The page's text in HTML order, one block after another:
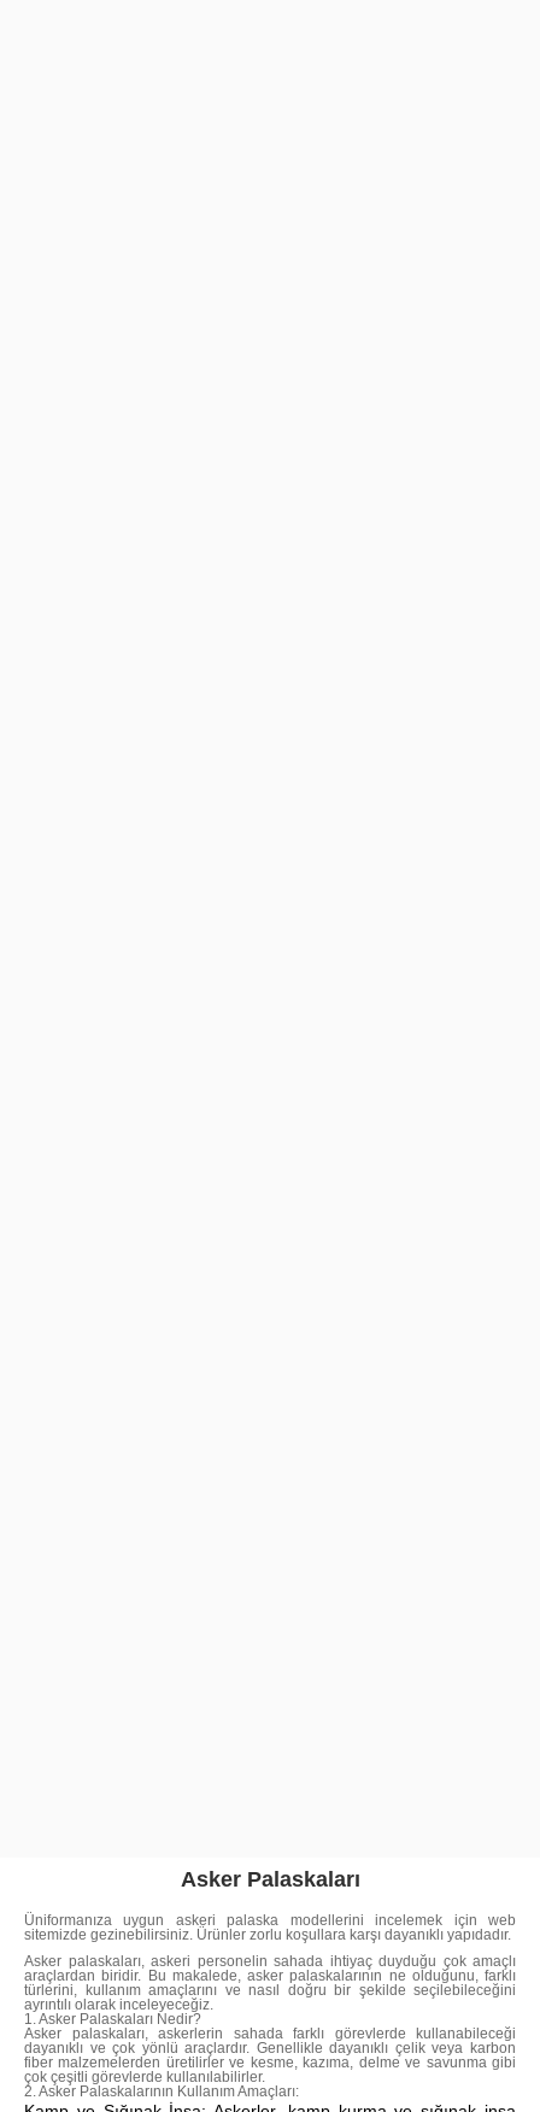
Asker Palaskaları
Üniformanıza uygun askeri palaska modellerini incelemek için web
sitemizde gezinebilirsiniz. Ürünler zorlu koşullara karşı dayanıklı yapıdadır.
Asker palaskaları, askeri personelin sahada ihtiyaç duyduğu çok amaçlı
araçlardan biridir. Bu makalede, asker palaskalarının ne olduğunu, farklı
türlerini, kullanım amaçlarını ve nasıl doğru bir şekilde seçilebileceğini
ayrıntılı olarak inceleyeceğiz.
1. Asker Palaskaları Nedir?
Asker palaskaları, askerlerin sahada farklı görevlerde kullanabileceği
dayanıklı ve çok yönlü araçlardır. Genellikle dayanıklı çelik veya karbon
fiber malzemelerden üretilirler ve kesme, kazıma, delme ve savunma gibi
çok çeşitli görevlerde kullanılabilirler.
2. Asker Palaskalarının Kullanım Amaçları: